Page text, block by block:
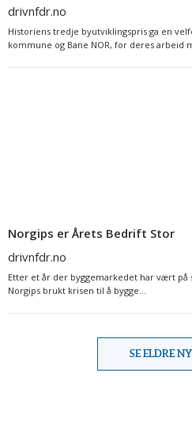
drivnfdr.no
Historiens tredje byutviklingspris ga en
kommune og Bane NOR, for deres arbeid
Norgips er Årets Bedrift Stor
drivnfdr.no
Etter et år der byggemarkedet har vært på
Norgips brukt krisen til å bygge...
SE ELDRE